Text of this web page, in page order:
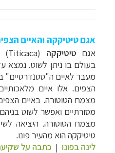
אגם טיטיקקה והאיים
אגם טיטיקקה (
Titicaca
)
בעולם בו ניתן לשוט. נמצא
מעבר לאיים ה"סטנדרטיים"
הצפים. אלו איים
מצמח הטוטורה. באיים
מסורתיים ואפשר לשוט
מצמח הטוטורה. היציאה
טיטיקקה הוא מהעיר פונו.
לינה בפונו | כתבה על